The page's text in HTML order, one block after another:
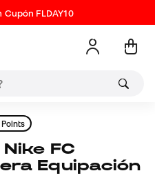
Cupón FLDAY10
Equipación